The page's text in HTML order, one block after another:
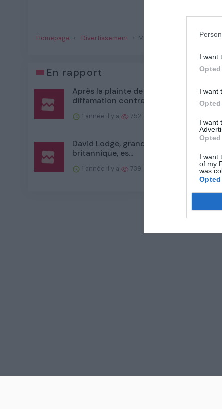
I want
I want
I want
I want
of my
was
Homepage Divertissement Mylène Farmer a refusé
En rapport
Après la plainte de Justin Baldoni pour
diffamation contre l...
1 année il y a 752
David Lodge, grande figure de la
britannique, es...
1 année il y a 739